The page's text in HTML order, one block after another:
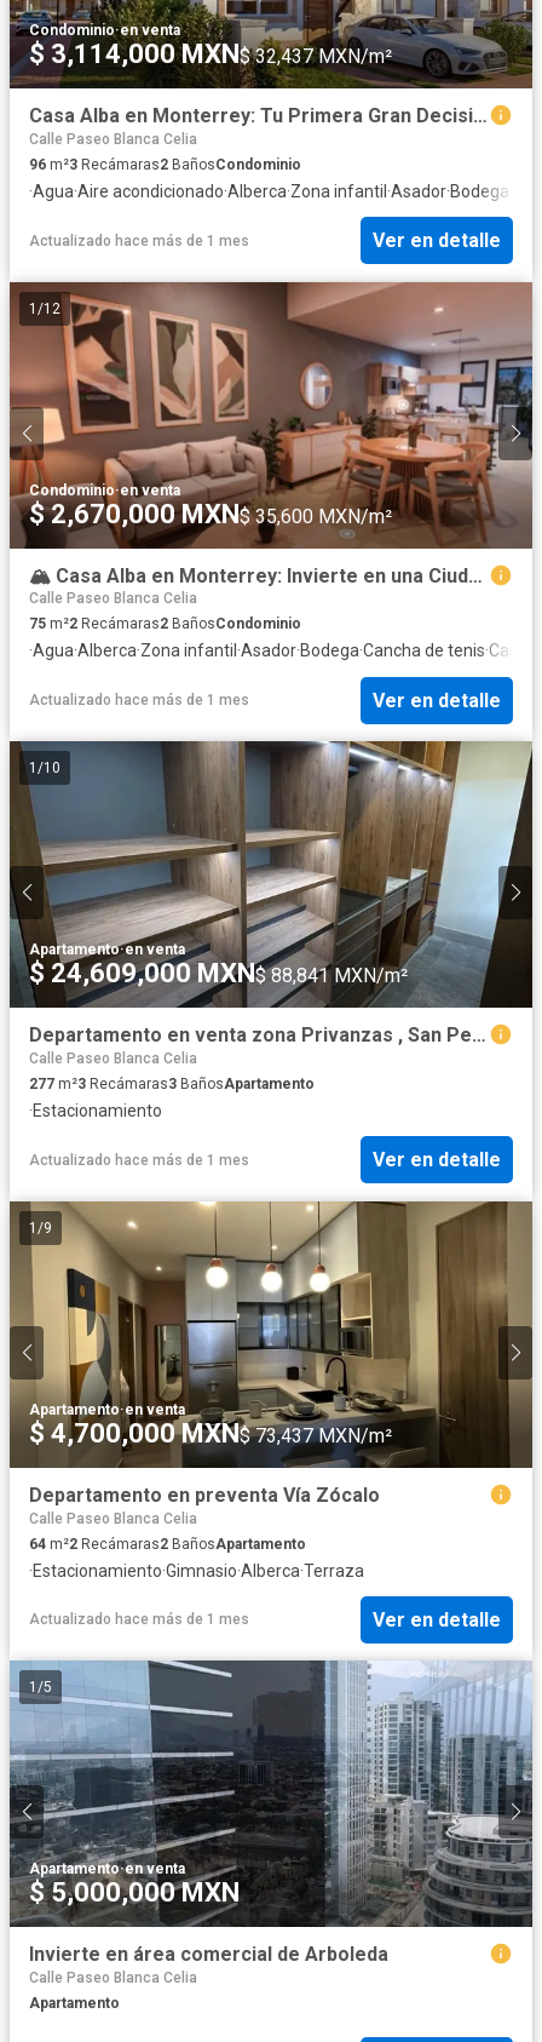
Condominio·en venta
$ 3,114,000 MXN$ 32,437 MXN/m²
Casa Alba en Monterrey: Tu Primera Gran Decisión Patrimonial
Calle Paseo Blanca Celia
96 m²3 Recámaras2 BañosCondominio
·Agua·Aire acondicionado·Alberca·Zona infantil ·Asador·Bodega
Actualizado hace más de 1 mes Ver en detalle
1 /12
Condominio·en venta
$ 2,670,000 MXN$ 35,600 MXN/m²
🏔️ Casa Alba en Monterrey: Invierte en una Ciudad que Nunca Deja de Crecer
Calle Paseo Blanca Celia
75 m²2 Recámaras2 BañosCondominio
·Agua·Alberca·Zona infantil ·Asador·Bodega·Cancha de tenis·
Actualizado hace más de 1 mes Ver en detalle
1 /10
Apartamento·en venta
$ 24,609,000 MXN$ 88,841 MXN/m²
Departamento en venta zona Privanzas , San Pedro Garza García
Calle Paseo Blanca Celia
277 m²3 Recámaras3 BañosApartamento
·Estacionamiento
Actualizado hace más de 1 mes Ver en detalle
1 /9
Apartamento·en venta
$ 4,700,000 MXN$ 73,437 MXN/m²
Departamento en preventa Vía Zócalo
Calle Paseo Blanca Celia
64 m²2 Recámaras2 BañosApartamento
·Estacionamiento·Gimnasio·Alberca·Terraza
Actualizado hace más de 1 mes Ver en detalle
1 /5
Apartamento·en venta
$ 5,000,000 MXN
Invierte en área comercial de Arboleda
Calle Paseo Blanca Celia
Apartamento